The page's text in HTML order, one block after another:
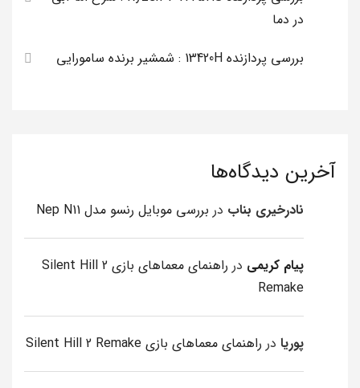
در دما
بررسی پردازنده 13420H : شمشیر برنده سامورایی
آخرین دیدگاه‌ها
نادرخیری بناب در بررسی موبایل رنسو مدل Nep N11
پیام کریمی در
راهنمای معماهای بازی Silent Hill 2
Remake
پوریا در راهنمای معماهای بازی Silent Hill 2 Remake